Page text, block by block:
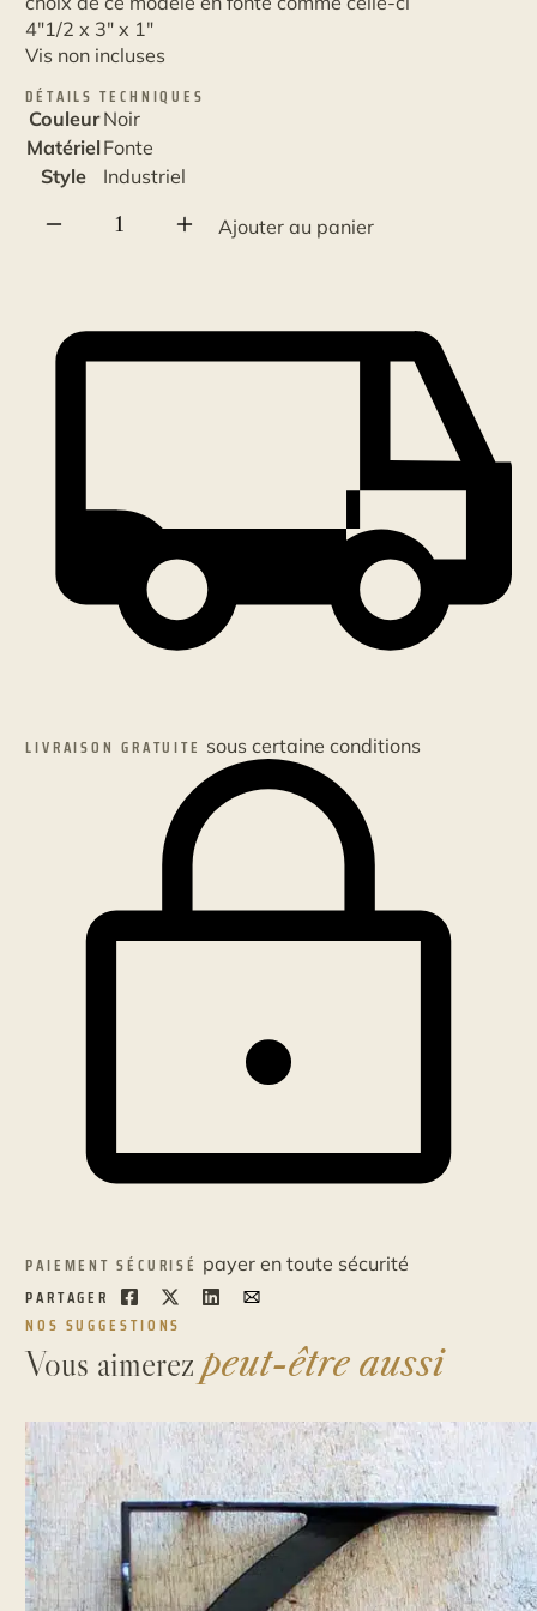
4"1/2 x 3" x 1"
Vis non incluses
DÉTAILS TECHNIQUES
Couleur Noir
Matériel Fonte
Style
Industriel
quantité
tablette
Ajouter au panier
LIVRAISON GRATUITE sous certaine conditions
PAIEMENT SÉCURISÉ payer en toute sécurité
PARTAGER
NOS SUGGESTIONS
Vous aimerezpeut-être aussi